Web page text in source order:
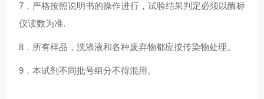
7 ．严格按照说明书的操作进行，试验结果判定必须以酶标
仪读数为准.
8 ．所有样品，洗涤液和各种废弃物都应按传染物处理。
9 ．本试剂不同批号组分不得混用。